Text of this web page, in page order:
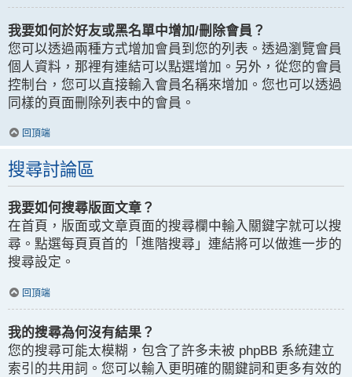
我要如何於好友或黑名單中增加/刪除會員？
您可以透過兩種方式增加會員到您的列表。透過瀏覽會員
個人資料，那裡有連結可以點選增加。另外，從您的會員
控制台，您可以直接輸入會員名稱來增加。您也可以透過
同樣的頁面刪除列表中的會員。
回頂端
搜尋討論區
我要如何搜尋版面文章？
在首頁，版面或文章頁面的搜尋欄中輸入關鍵字就可以搜
尋。點選每頁頁首的「進階搜尋」連結將可以做進一步的
搜尋設定。
回頂端
我的搜尋為何沒有結果？
您的搜尋可能太模糊，包含了許多未被 phpBB 系統建立
索引的共用詞。您可以輸入更明確的關鍵詞和更多有效的